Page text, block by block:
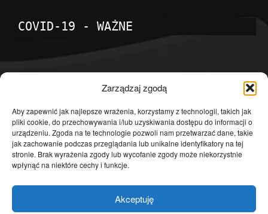
Zarządzaj zgodą
Aby zapewnić jak najlepsze wrażenia, korzystamy z technologii, takich jak
pliki cookie, do przechowywania i/lub uzyskiwania dostępu do informacji o
urządzeniu. Zgoda na te technologie pozwoli nam przetwarzać dane, takie
jak zachowanie podczas przeglądania lub unikalne identyfikatory na tej
stronie. Brak wyrażenia zgody lub wycofanie zgody może niekorzystnie
wpłynąć na niektóre cechy i funkcje.
Akceptuję
COVID-19 - WAŻNE
Temat dnia
4601
Publicystyka
4363
Polityka
3639
Polska
Społeczeństwo
2823